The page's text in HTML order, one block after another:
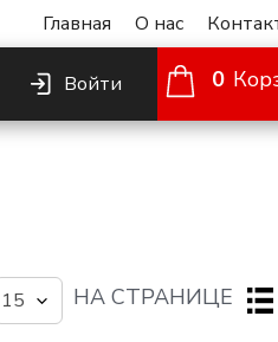
Главная О нас
Войти 0
НА СТРАНИЦЕ